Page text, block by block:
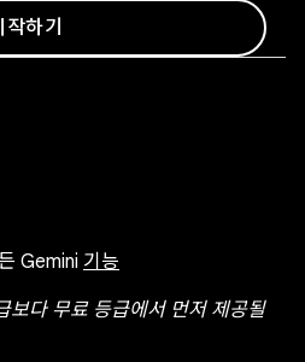
작하기
Gemini 기능
보다 무료 등급에서 먼저 제공될